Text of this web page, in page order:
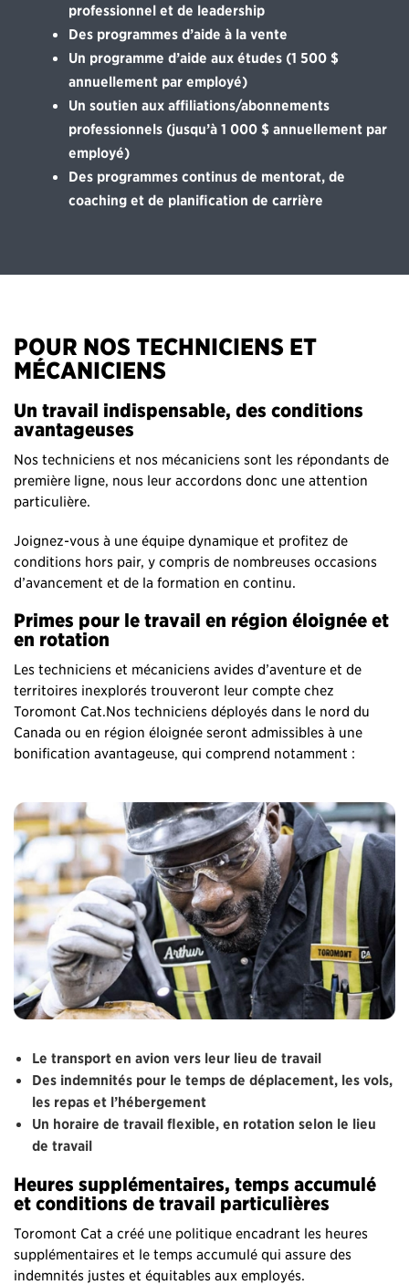
professionnel et de leadership
Des programmes d’aide à la vente
Un programme d’aide aux études (1 500 $
annuellement par employé)
Un soutien aux affiliations/abonnements
professionnels (jusqu’à 1 000 $ annuellement par
employé)
Des programmes continus de mentorat, de
coaching et de planification de carrière
POUR NOS TECHNICIENS ET
MÉCANICIENS
Un travail indispensable, des conditions
avantageuses
Nos techniciens et nos mécaniciens sont les répondants de
première ligne, nous leur accordons donc une attention
particulière.
Joignez-vous à une équipe dynamique et profitez de
conditions hors pair, y compris de nombreuses occasions
d’avancement et de la formation en continu.
Primes pour le travail en région éloignée et
en rotation
Les techniciens et mécaniciens avides d’aventure et de
territoires inexplorés trouveront leur compte chez
Toromont Cat.Nos techniciens déployés dans le nord du
Canada ou en région éloignée seront admissibles à une
bonification avantageuse, qui comprend notamment :
Le transport en avion vers leur lieu de travail
Des indemnités pour le temps de déplacement, les vols,
les repas et l’hébergement
Un horaire de travail flexible, en rotation selon le lieu
de travail
Heures supplémentaires, temps accumulé
et conditions de travail particulières
Toromont Cat a créé une politique encadrant les heures
supplémentaires et le temps accumulé qui assure des
indemnités justes et équitables aux employés.